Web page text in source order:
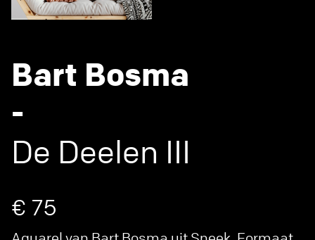
Bart Bosma
-
De Deelen III
€ 75